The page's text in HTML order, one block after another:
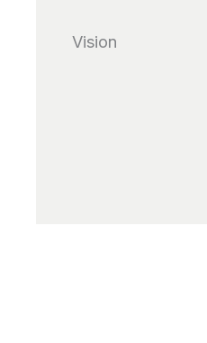
Vision